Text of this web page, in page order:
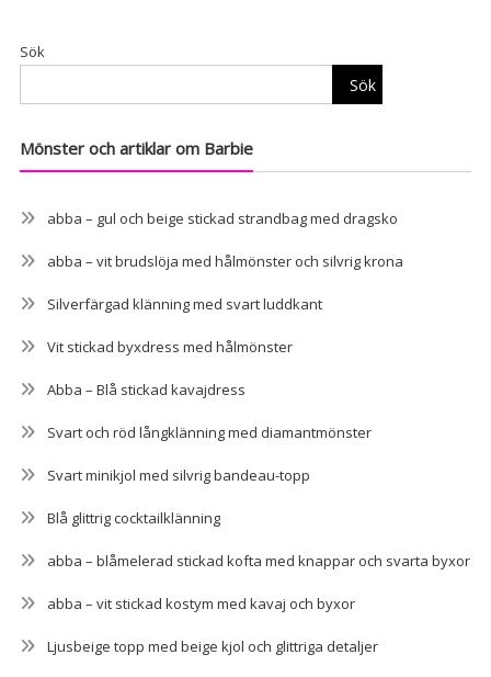
Sök
Sök
Mönster och artiklar om Barbie
abba – gul och beige stickad strandbag med dragsko
abba – vit brudslöja med hålmönster och silvrig krona
Silverfärgad klänning med svart luddkant
Vit stickad byxdress med hålmönster
Abba – Blå stickad kavajdress
Svart och röd långklänning med diamantmönster
Svart minikjol med silvrig bandeau-topp
Blå glittrig cocktailklänning
abba – blåmelerad stickad kofta med knappar och svarta byxor
abba – vit stickad kostym med kavaj och byxor
Ljusbeige topp med beige kjol och glittriga detaljer